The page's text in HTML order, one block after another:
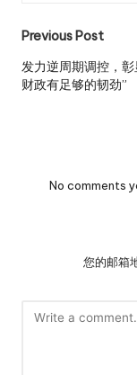
Post
Previous Post
发力逆周期调控，彰
财政有足够的韧劲”
No comments
您的邮箱